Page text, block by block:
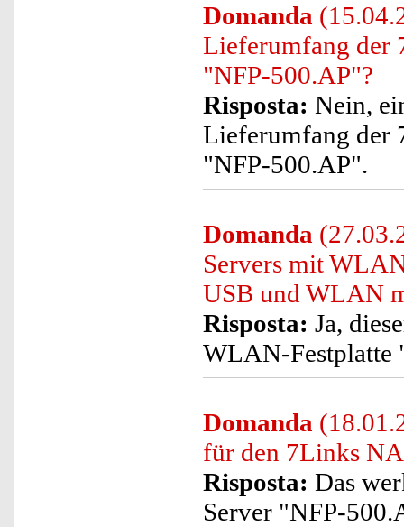
Domanda
Lieferumfang der
"NFP-500.AP"?
Risposta: Nein,
Lieferumfang der
"NFP-500.AP".
Domanda
Servers mit
USB und WLAN
Risposta: Ja,
WLAN-Festplatte
Domanda
für den 7Links
Risposta: Das
Server "NFP-